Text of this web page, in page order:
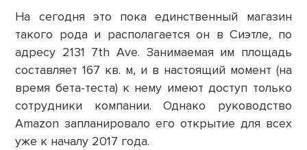
На сегодня это пока единственный магазин
такого рода и располагается он в Сиэтле, по
адресу 2131 7th Ave. Занимаемая им площадь
составляет 167 кв. м, и в настоящий момент (на
время бета-теста) к нему имеют доступ только
сотрудники компании. Однако руководство
Amazon запланировало его открытие для всех
уже к началу 2017 года.